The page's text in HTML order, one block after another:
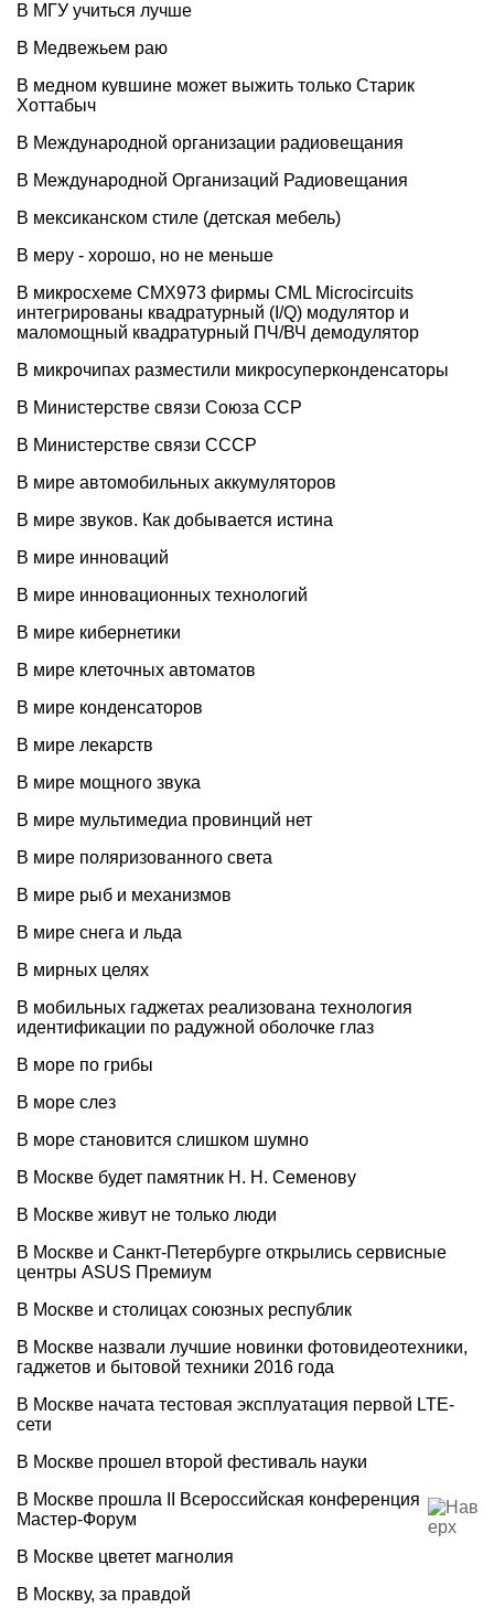
В МГУ учиться лучше
В Медвежьем раю
В медном кувшине может выжить только Старик
Хоттабыч
В Международной организации радиовещания
В Международной Организаций Радиовещания
В мексиканском стиле (детская мебель)
В меру - хорошо, но не меньше
В микросхеме СМХ973 фирмы CML Microcircuits
интегрированы квадратурный (I/Q) модулятор и
маломощный квадратурный ПЧ/ВЧ демодулятор
В микрочипах разместили микросуперконденсаторы
В Министерстве связи Союза ССР
В Министерстве связи СССР
В мире автомобильных аккумуляторов
В мире звуков. Как добывается истина
В мире инноваций
В мире инновационных технологий
В мире кибернетики
В мире клеточных автоматов
В мире конденсаторов
В мире лекарств
В мире мощного звука
В мире мультимедиа провинций нет
В мире поляризованного света
В мире рыб и механизмов
В мире снега и льда
В мирных целях
В мобильных гаджетах реализована технология
идентификации по радужной оболочке глаз
В море по грибы
В море слез
В море становится слишком шумно
В Москве будет памятник Н. Н. Семенову
В Москве живут не только люди
В Москве и Санкт-Петербурге открылись сервисные
центры ASUS Премиум
В Москве и столицах союзных республик
В Москве назвали лучшие новинки фотовидеотехники,
гаджетов и бытовой техники 2016 года
В Москве начата тестовая эксплуатация первой LTE-
сети
В Москве прошел второй фестиваль науки
В Москве прошла II Всероссийская конференция
Мастер-Форум
В Москве цветет магнолия
В Москву, за правдой